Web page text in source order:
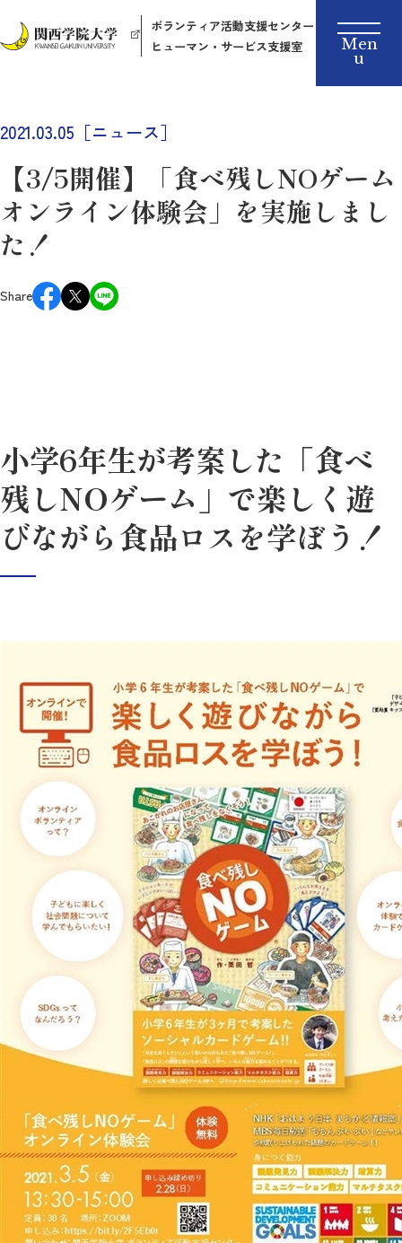
ボランティア活動支援センター
ヒューマン・サービス支援室
2021.03.05［ニュース］
【3/5開催】「食べ残しNOゲーム
オンライン体験会」を実施しまし
た！
Share
小学6年生が考案した「食べ
残しNOゲーム」で楽しく遊
びながら食品ロスを学ぼう！